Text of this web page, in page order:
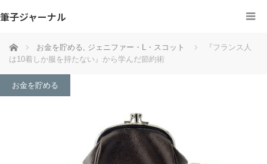
筆子ジャーナル
ホーム お金を貯める, ジェニファー・L・スコット
『フランス人
は10着しか服を持たない』から学んだ節約術
お金を貯める